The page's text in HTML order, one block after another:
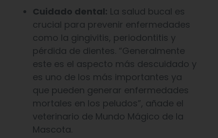
Cuidado dental: La salud bucal es
crucial para prevenir enfermedades
como la gingivitis, periodontitis y
pérdida de dientes. “Generalmente
este es el aspecto más descuidado y
es uno de los más importantes ya
que pueden generar enfermedades
mortales en los peludos”, añade el
veterinario de Mundo Mágico de la
Mascota.